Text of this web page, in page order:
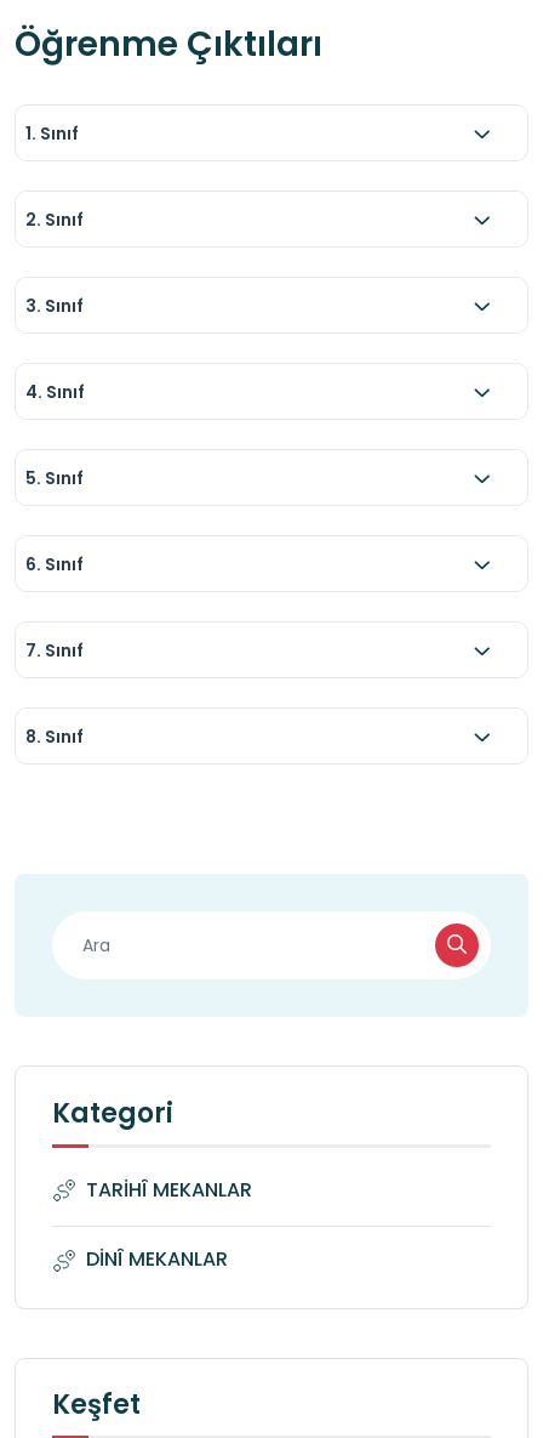
Öğrenme Çıktıları
1. Sınıf
2. Sınıf
3. Sınıf
4. Sınıf
5. Sınıf
6. Sınıf
7. Sınıf
8. Sınıf
Kategori
TARİHÎ MEKANLAR
DİNÎ MEKANLAR
Keşfet